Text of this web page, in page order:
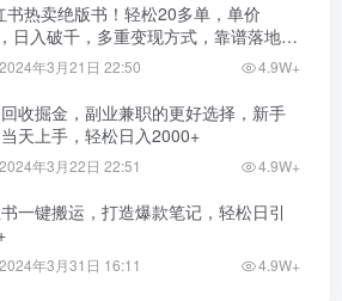
书热卖绝版书！轻松20多单，单价
日入破千，多重变现方式，靠谱落地项
2024年3月21日 22:50 4.9W+
收掘金，副业兼职的更好选择，新手
天上手，轻松日入2000+
2024年3月22日 22:51 4.9W+
一键搬运，打造爆款笔记，轻松日引
2024年3月31日 16:11 4.9W+